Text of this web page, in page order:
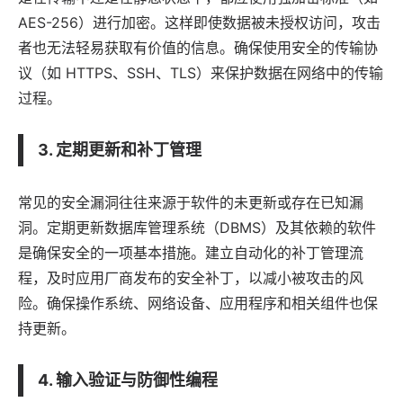
AES-256）进行加密。这样即使数据被未授权访问，攻击
者也无法轻易获取有价值的信息。确保使用安全的传输协
议（如 HTTPS、SSH、TLS）来保护数据在网络中的传输
过程。
3. 定期更新和补丁管理
常见的安全漏洞往往来源于软件的未更新或存在已知漏
洞。定期更新数据库管理系统（DBMS）及其依赖的软件
是确保安全的一项基本措施。建立自动化的补丁管理流
程，及时应用厂商发布的安全补丁，以减小被攻击的风
险。确保操作系统、网络设备、应用程序和相关组件也保
持更新。
4. 输入验证与防御性编程